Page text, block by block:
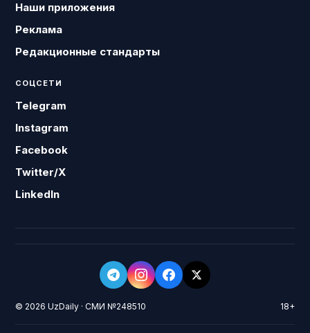
Наши приложения
Реклама
Редакционные стандарты
СОЦСЕТИ
Telegram
Instagram
Facebook
Twitter/X
LinkedIn
© 2026 UzDaily · СМИ №248510 18+